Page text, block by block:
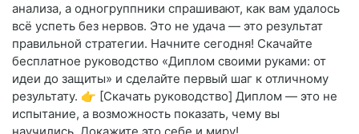
анализа, а одногруппники спрашивают, как вам удалось
всё успеть без нервов. Это не удача — это результат
правильной стратегии. Начните сегодня! Скачайте
бесплатное руководство «Диплом своими руками: от
идеи до защиты» и сделайте первый шаг к отличному
результату. 👉 [Скачать руководство] Диплом — это не
испытание, а возможность показать, чему вы